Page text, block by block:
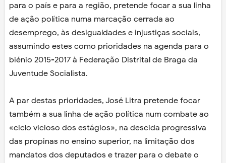
para o país e para a região, pretende focar a sua linha
de ação política numa marcação cerrada ao
desemprego, às desigualdades e injustiças sociais,
assumindo estes como prioridades na agenda para o
biénio 2015-2017 à Federação Distrital de Braga da
Juventude Socialista.
A par destas prioridades, José Litra pretende focar
também a sua linha de ação política num combate ao
«ciclo vicioso dos estágios», na descida progressiva
das propinas no ensino superior, na limitação dos
mandatos dos deputados e trazer para o debate o